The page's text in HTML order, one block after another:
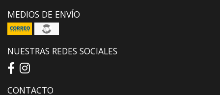
MEDIOS DE ENVÍO
NUESTRAS REDES SOCIALES
CONTACTO